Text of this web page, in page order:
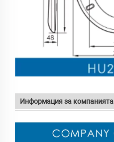
Информация за компанията